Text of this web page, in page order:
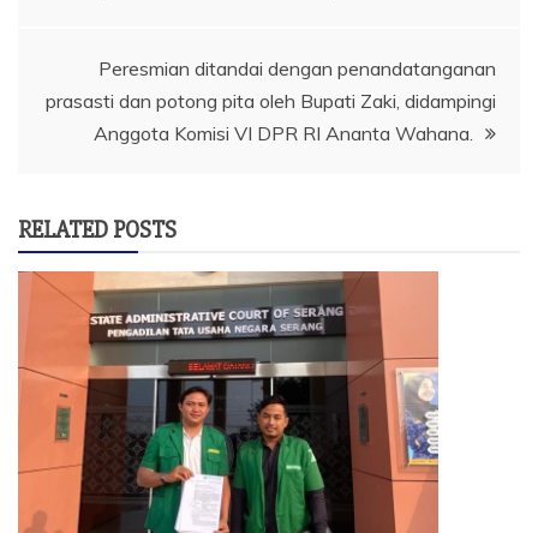
Peresmian ditandai dengan penandatanganan
prasasti dan potong pita oleh Bupati Zaki, didampingi
Anggota Komisi VI DPR RI Ananta Wahana.
RELATED POSTS